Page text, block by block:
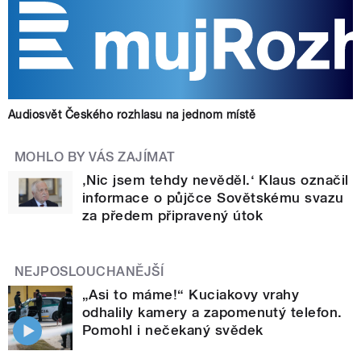
Audiosvět Českého rozhlasu na jednom místě
MOHLO BY VÁS ZAJÍMAT
‚Nic jsem tehdy nevěděl.‘ Klaus označil
informace o půjčce Sovětskému svazu
za předem připravený útok
NEJPOSLOUCHANĚJŠÍ
„Asi to máme!“ Kuciakovy vrahy
odhalily kamery a zapomenutý telefon.
Pomohl i nečekaný svědek